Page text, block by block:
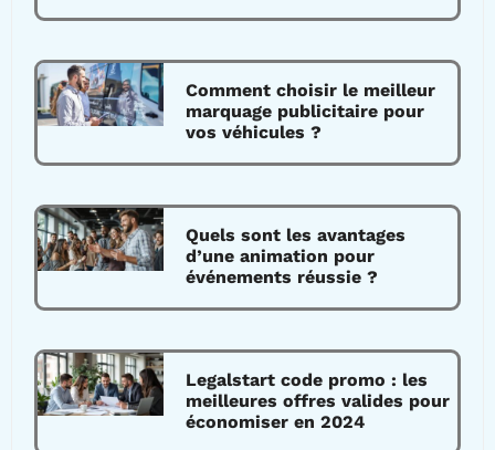
Comment choisir le meilleur
marquage publicitaire pour
vos véhicules ?
Quels sont les avantages
d’une animation pour
événements réussie ?
Legalstart code promo : les
meilleures offres valides pour
économiser en 2024